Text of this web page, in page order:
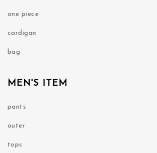
one piece
cardigan
bag
MEN'S ITEM
pants
outer
tops